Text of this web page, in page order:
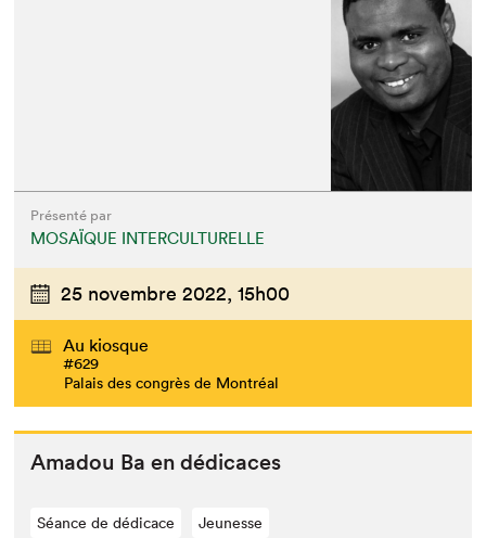
Présenté par
MOSAÏQUE INTERCULTURELLE
25 novembre 2022, 15h00
Au kiosque
#629
Palais des congrès de Montréal
Amadou Ba en dédicaces
Séance de dédicace Jeunesse